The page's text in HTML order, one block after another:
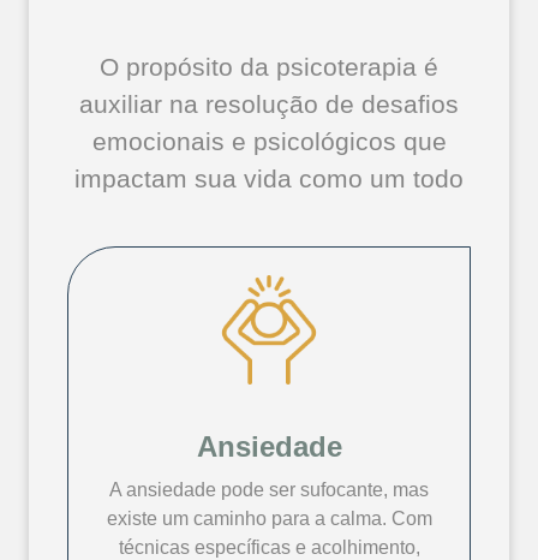
O propósito da psicoterapia é
auxiliar na resolução de desafios
emocionais e psicológicos que
impactam sua vida como um todo
Ansiedade
A ansiedade pode ser sufocante, mas
existe um caminho para a calma. Com
técnicas específicas e acolhimento,